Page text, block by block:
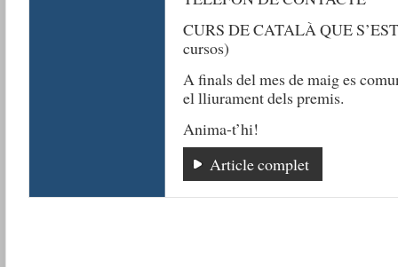
CURS DE CATALÀ QUE
cursos)
A finals del mes de maig es
el lliurament dels premis.
Anima-t’hi!
Article complet